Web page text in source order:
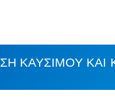
ΚΑΥΣΊΜΟΥ ΚΑΙ